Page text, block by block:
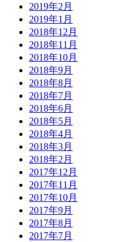
2019年2月
2019年1月
2018年12月
2018年11月
2018年10月
2018年9月
2018年8月
2018年7月
2018年6月
2018年5月
2018年4月
2018年3月
2018年2月
2017年12月
2017年11月
2017年10月
2017年9月
2017年8月
2017年7月